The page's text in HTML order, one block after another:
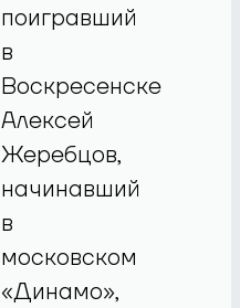
поигравший
в
Воскресенске
Алексей
Жеребцов,
начинавший
в
московском
«Динамо»,